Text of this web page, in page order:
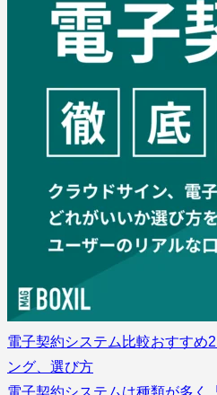
電子契約システム比較おすすめ
ング、選び方
電子契約システムは種類が多く